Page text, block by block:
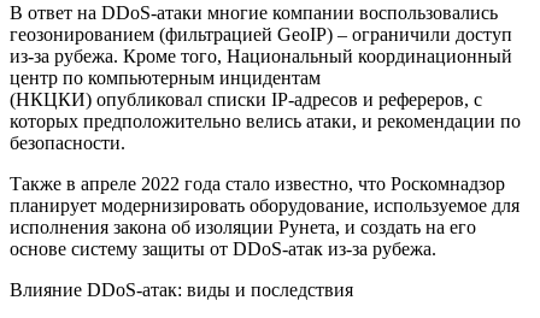
В ответ на DDoS-атаки многие компании воспользовались
геозонированием (фильтрацией GeoIP) – ограничили доступ
из-за рубежа. Кроме того, Национальный координационный
центр по компьютерным инцидентам
(НКЦКИ) опубликовал списки IP-адресов и рефереров, с
которых предположительно велись атаки, и рекомендации по
безопасности.
Также в апреле 2022 года стало известно, что Роскомнадзор
планирует модернизировать оборудование, используемое для
исполнения закона об изоляции Рунета, и создать на его
основе систему защиты от DDoS-атак из-за рубежа.
Влияние DDoS-атак: виды и последствия